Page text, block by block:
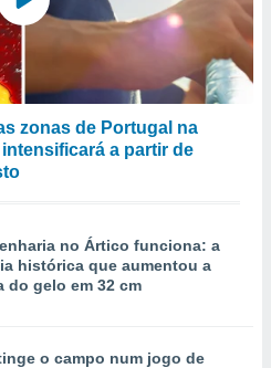
zonas de Portugal na
a partir de
no Ártico funciona: a
histórica que aumentou a
do gelo em 32 cm
o campo num jogo de